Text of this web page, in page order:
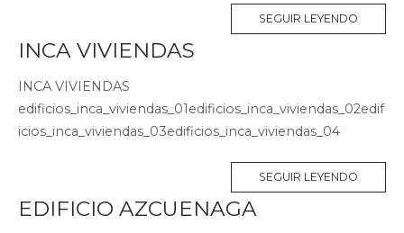
SEGUIR LEYENDO
INCA VIVIENDAS
INCA VIVIENDAS
edificios_inca_viviendas_01edificios_inca_viviendas_02edif
icios_inca_viviendas_03edificios_inca_viviendas_04
SEGUIR LEYENDO
EDIFICIO AZCUENAGA